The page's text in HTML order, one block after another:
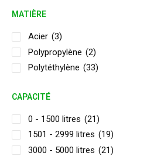
MATIÈRE
Acier (3)
Polypropylène (2)
Polytéthylène (33)
CAPACITÉ
0 - 1500 litres (21)
1501 - 2999 litres (19)
3000 - 5000 litres (21)